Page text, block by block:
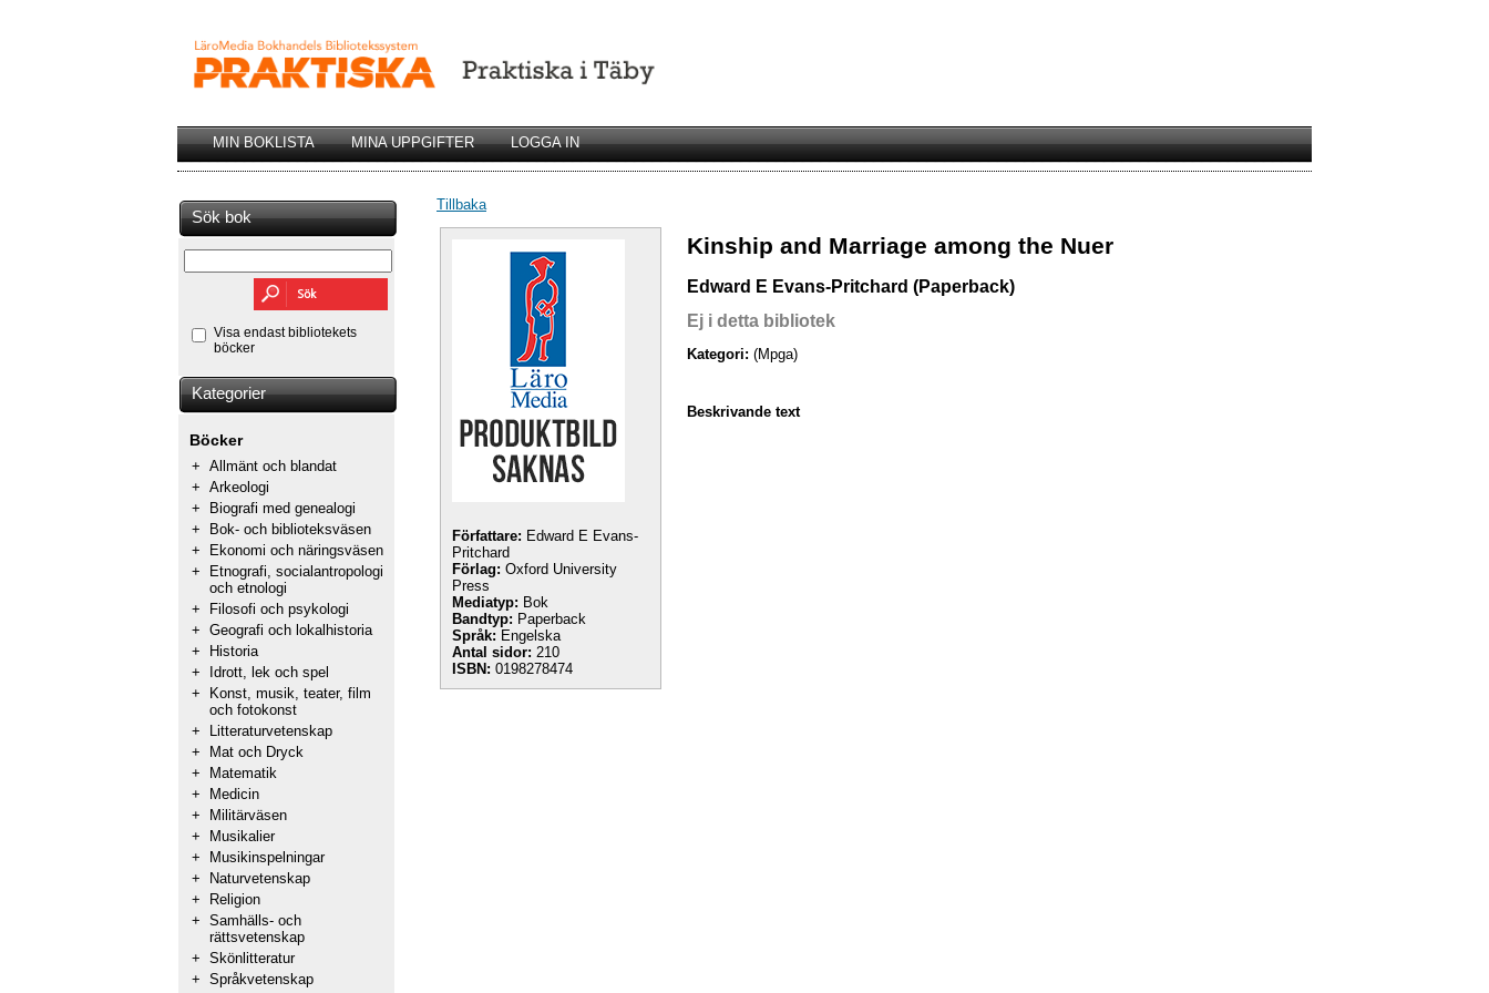
MIN BOKLISTA MINA UPPGIFTER LOGGA IN
Sök bok
Visa endast bibliotekets
böcker
Kategorier
Böcker
+ Allmänt och blandat
+ Arkeologi
+
Biografi med genealogi
+
Bok- och biblioteksväsen
+
Ekonomi och näringsväsen
+
Etnografi, socialantropologi
och etnologi
+
Filosofi och psykologi
+ Geografi och lokalhistoria
+
Historia
+
Idrott, lek och spel
+
Konst, musik, teater, film
och fotokonst
+
Litteraturvetenskap
+
Mat och Dryck
+
Matematik
+
Medicin
+
Militärväsen
+
Musikalier
+
Musikinspelningar
+
Naturvetenskap
+
Religion
+ Samhälls- och
rättsvetenskap
+ Skönlitteratur
+ Språkvetenskap
Tillbaka
Författare: Edward E Evans-
Pritchard
Förlag: Oxford University
Press
Mediatyp: Bok
Bandtyp: Paperback
Språk: Engelska
Antal sidor: 210
ISBN: 0198278474
Kinship and Marriage among the Nuer
Edward E Evans-Pritchard (Paperback)
Ej i detta bibliotek
Kategori: (Mpga)
Beskrivande text